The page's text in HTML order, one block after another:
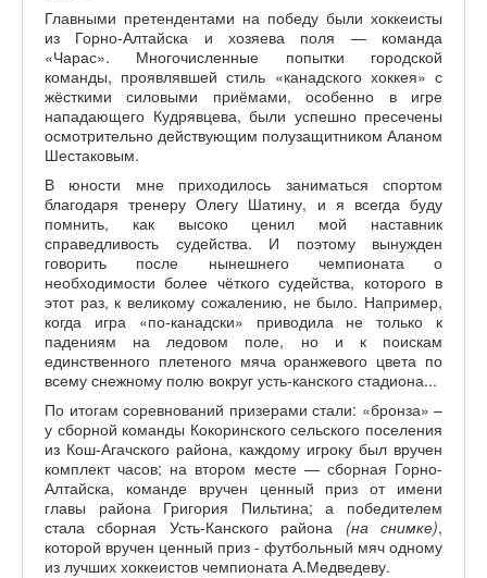
Главными претендентами на победу были хоккеисты
из Горно-Алтайска и хозяева поля — команда
«Чарас». Многочисленные попытки городской
команды, проявлявшей стиль «канадского хоккея» с
жёсткими силовыми приёмами, особенно в игре
нападающего Кудрявцева, были успешно пресечены
осмотрительно действующим полузащитником Аланом
Шестаковым.
В юности мне приходилось заниматься спортом
благодаря тренеру Олегу Шатину, и я всегда буду
помнить, как высоко ценил мой наставник
справедливость судейства. И поэтому вынужден
говорить после нынешнего чемпионата о
необходимости более чёткого судейства, которого в
этот раз, к великому сожалению, не было. Например,
когда игра «по-канадски» приводила не только к
падениям на ледовом поле, но и к поискам
единственного плетеного мяча оранжевого цвета по
всему снежному полю вокруг усть-канского стадиона...
По итогам соревнований призерами стали: «бронза» –
у сборной команды Кокоринского сельского поселения
из Кош-Агачского района, каждому игроку был вручен
комплект часов; на втором месте — сборная Горно-
Алтайска, команде вручен ценный приз от имени
главы района Григория Пильтина; а победителем
стала сборная Усть-Канского района (на снимке),
которой вручен ценный приз - футбольный мяч одному
из лучших хоккеистов чемпионата А.Медведеву.